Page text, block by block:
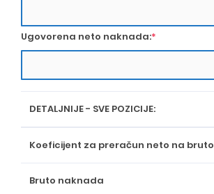
Ugovorena neto naknada:*
DETALJNIJE - SVE POZICIJE:
Koeficijent za preračun neto na bruto
Bruto naknada